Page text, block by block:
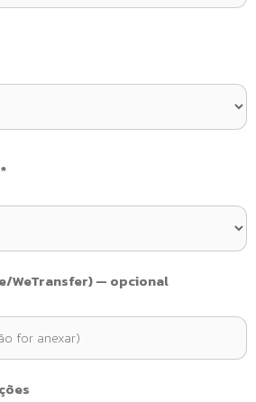
WeTransfer) — opcional